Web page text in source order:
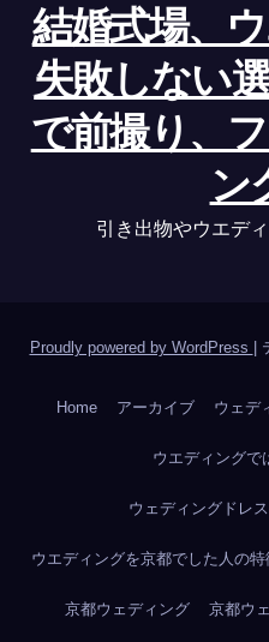
結婚式場、
失敗しない
で前撮り、
ン
引き出物やウエデ
Proudly powered by WordPress
Home アーカイブ ウェデ
ウエディングで
ウェディングドレ
ウエディングを京都でした人の特
京都ウェディング 京都ウ